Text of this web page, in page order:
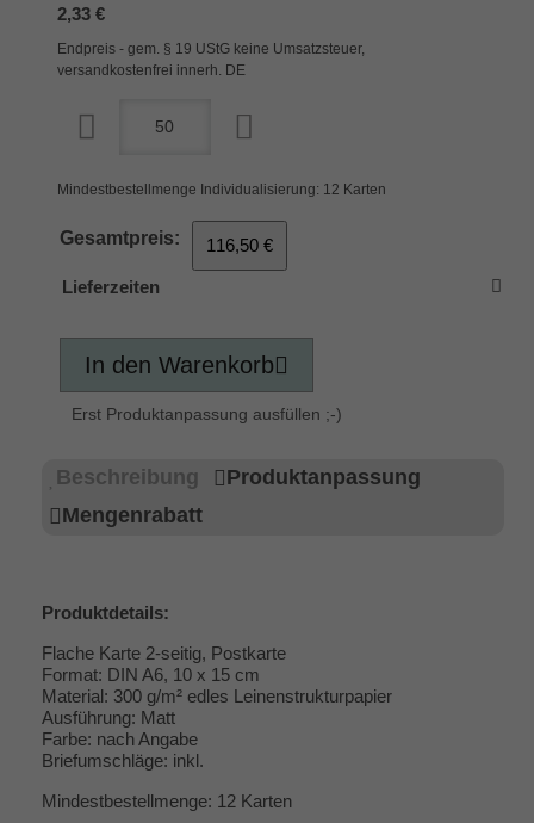
2,33 €
Endpreis - gem. § 19 UStG keine Umsatzsteuer,
versandkostenfrei innerh. DE
Mindestbestellmenge Individualisierung: 12 Karten
Gesamtpreis: 116,50 €
Lieferzeiten
In den Warenkorb
Erst Produktanpassung ausfüllen ;-)
Beschreibung
Produktanpassung
Mengenrabatt
Produktdetails:
Flache Karte 2-seitig, Postkarte
Format: DIN A6, 10 x 15 cm
Material: 300 g/m² edles Leinenstrukturpapier
Ausführung: Matt
Farbe: nach Angabe
Briefumschläge: inkl.
Mindestbestellmenge: 12 Karten